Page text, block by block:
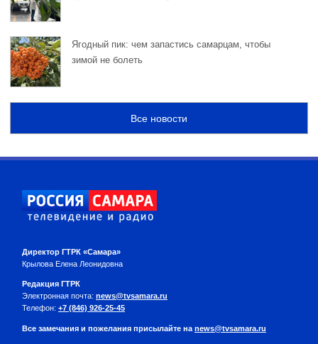
Ягодный пик: чем запастись самарцам, чтобы
зимой не болеть
Все новости
Директор ГТРК «Самара»
Крылова Елена Леонидовна
Редакция ГТРК
Электронная почта: news@tvsamara.ru
Телефон: +7 (846) 926-25-45
Все замечания и пожелания присылайте на news@tvsamara.ru